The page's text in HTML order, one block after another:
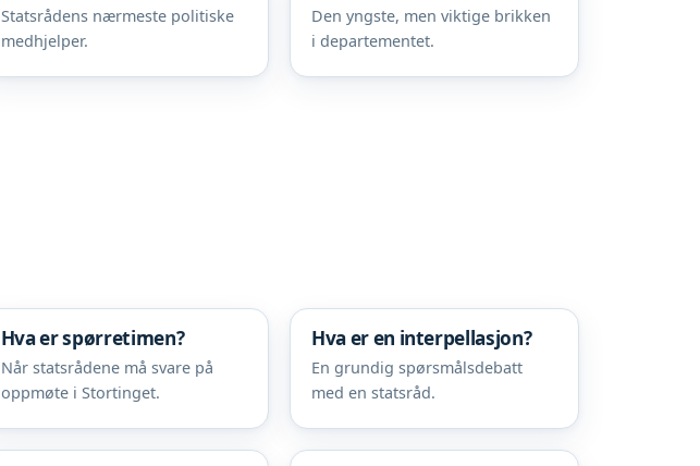
Statsrådens nærmeste politiske
medhjelper.
Den yngste, men viktige brikken
i departementet.
Hva er spørretimen?
Når statsrådene må svare på
oppmøte i Stortinget.
Hva er en interpellasjon?
En grundig spørsmålsdebatt
med en statsråd.